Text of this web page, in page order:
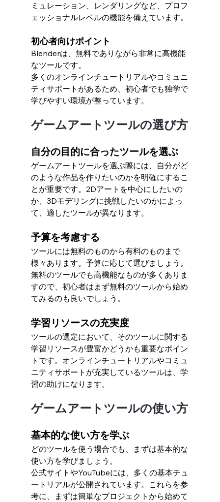
ミュレーション、レンダリングなど、プロフ
ェッショナルレベルの機能を備えています。
初心者向けポイント
Blenderは、無料でありながら非常に高機能
なツールです。
多くのオンラインチュートリアルやコミュニ
ティサポートがあるため、初心者でも独学で
学びやすい環境が整っています。
ゲームアートツールの選び方
自分の目的に合ったツールを選ぶ
ゲームアートツールを選ぶ際には、自分がど
のような作品を作りたいのかを明確にするこ
とが重要です。2Dアートを中心にしたいの
か、3Dモデリングに挑戦したいのかによっ
て、適したツールが異なります。
予算を考慮する
ツールには無料のものから有料のものまで
様々あります。予算に応じて選びましょう。
無料のツールでも高機能なものが多くありま
すので、初心者はまず無料のツールから始め
てみるのも良いでしょう。
学習リソースの充実度
ツールの選定において、そのツールに関する
学習リソースが豊富かどうかも重要なポイン
トです。オンラインチュートリアルやコミュ
ニティサポートが充実しているツールは、学
習の助けになります。
ゲームアートツールの使い方
基本的な使い方を学ぶ
どのツールを使う場合でも、まずは基本的な
使い方を学びましょう。
公式サイトやYouTubeには、多くの基本チュ
ートリアルが公開されています。これらを参
考に、まずは簡単なプロジェクトから始めて